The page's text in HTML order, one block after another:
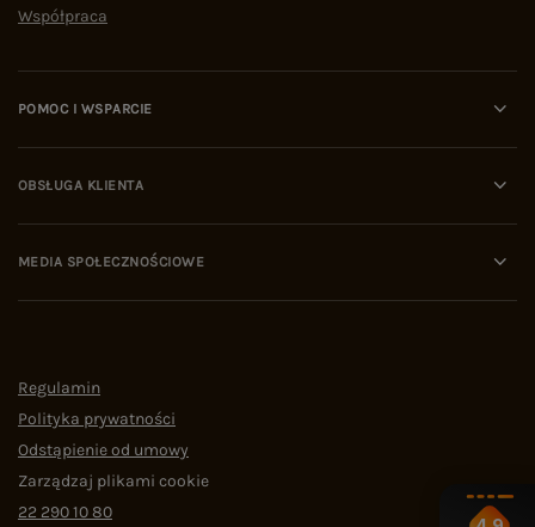
Współpraca
POMOC I WSPARCIE
OBSŁUGA KLIENTA
MEDIA SPOŁECZNOŚCIOWE
Regulamin
Polityka prywatności
Odstąpienie od umowy
Zarządzaj plikami cookie
22 290 10 80